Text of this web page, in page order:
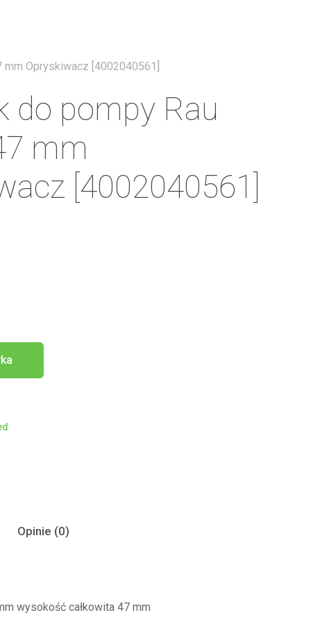
Opryskiwacz [4002040561]
do pompy Rau
mm
[4002040561]
Opinie (0)
wysokość całkowita 47 mm